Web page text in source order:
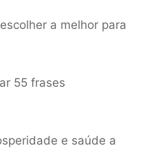
a melhor para
55 frases
e saúde a